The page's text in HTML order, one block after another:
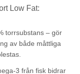
Low Fat:
torrsubstans – gör
av både måttliga
3 från fisk bidrar